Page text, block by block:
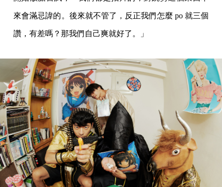
來會滿忌諱的。後來就不管了，反正我們怎麼 po 就三個
讚，有差嗎？那我們自己爽就好了。」